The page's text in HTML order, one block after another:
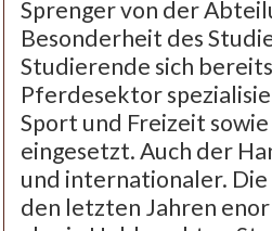
Sprenger von der
Besonderheit des
Studierende sich
Pferdesektor
Sport und Freizeit
eingesetzt. Auch der
und internationaler.
den letzten Jahren